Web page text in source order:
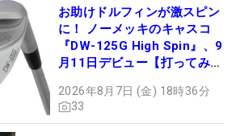
お助けドルフィンが激スピン
に！ ノーメッキのキャスコ
『DW-125G High Spin』、9
月11日デビュー【打ってみ
2026年8月7日 (金) 18時36分
33